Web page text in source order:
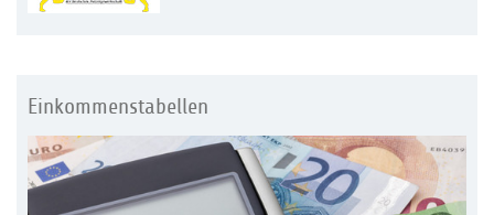
Einkommenstabellen